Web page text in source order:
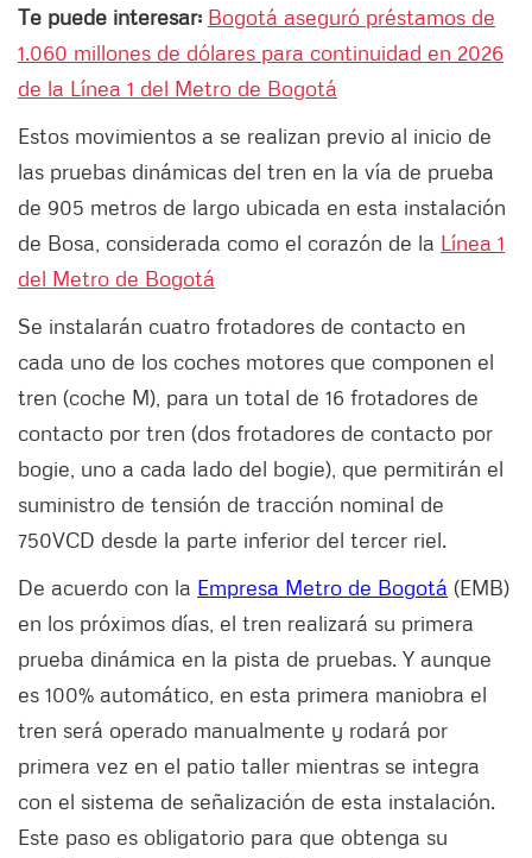
Te puede interesar: Bogotá aseguró préstamos de
1.060 millones de dólares para continuidad en 2026
de la Línea 1 del Metro de Bogotá
Estos movimientos a se realizan previo al inicio de
las pruebas dinámicas del tren en la vía de prueba
de 905 metros de largo ubicada en esta instalación
de Bosa, considerada como el corazón de la Línea 1
del Metro de Bogotá
Se instalarán cuatro frotadores de contacto en
cada uno de los coches motores que componen el
tren (coche M), para un total de 16 frotadores de
contacto por tren (dos frotadores de contacto por
bogie, uno a cada lado del bogie), que permitirán el
suministro de tensión de tracción nominal de
750VCD desde la parte inferior del tercer riel.
De acuerdo con la Empresa Metro de Bogotá (EMB)
en los próximos días, el tren realizará su primera
prueba dinámica en la pista de pruebas. Y aunque
es 100% automático, en esta primera maniobra el
tren será operado manualmente y rodará por
primera vez en el patio taller mientras se integra
con el sistema de señalización de esta instalación.
Este paso es obligatorio para que obtenga su